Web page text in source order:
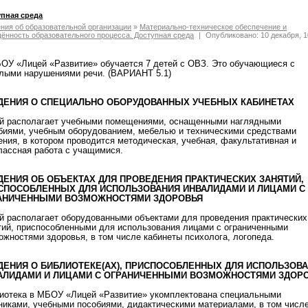
среда
об образовательной организации » Материально-техническое обеспечение и
образовательного процесса. Доступная среда
| Опубликовано: 10 декабря,
«Лицей «Развитие» обучается 7 детей с ОВЗ. Это обучающиеся с
нарушениями речи. (ВАРИАНТ 5.1)
О СПЕЦИАЛЬНО ОБОРУДОВАННЫХ УЧЕБНЫХ КАБИНЕТАХ
располагает учебными помещениями, оснащенными наглядными
учебным оборудованием, мебелью и техническими средствами
в котором проводится методическая, учебная, факультативная и
работа с учащимися.
ОБ ОБЪЕКТАХ ДЛЯ ПРОВЕДЕНИЯ ПРАКТИЧЕСКИХ ЗАНЯТИЙ,
ДЛЯ ИСПОЛЬЗОВАНИЯ ИНВАЛИДАМИ И ЛИЦАМИ С
ВОЗМОЖНОСТЯМИ ЗДОРОВЬЯ
располагает оборудованными объектами для проведения практических
приспособленными для использования лицами с ограниченными
здоровья, в том числе кабинеты психолога, логопеда.
О БИБЛИОТЕКЕ(АХ), ПРИСПОСОБЛЕННЫХ ДЛЯ
И ЛИЦАМИ С ОГРАНИЧЕННЫМИ ВОЗМОЖНОСТЯМИ
в МБОУ «Лицей «Развитие» укомплектована специальными
учебными пособиями, дидактическими материалами, в том